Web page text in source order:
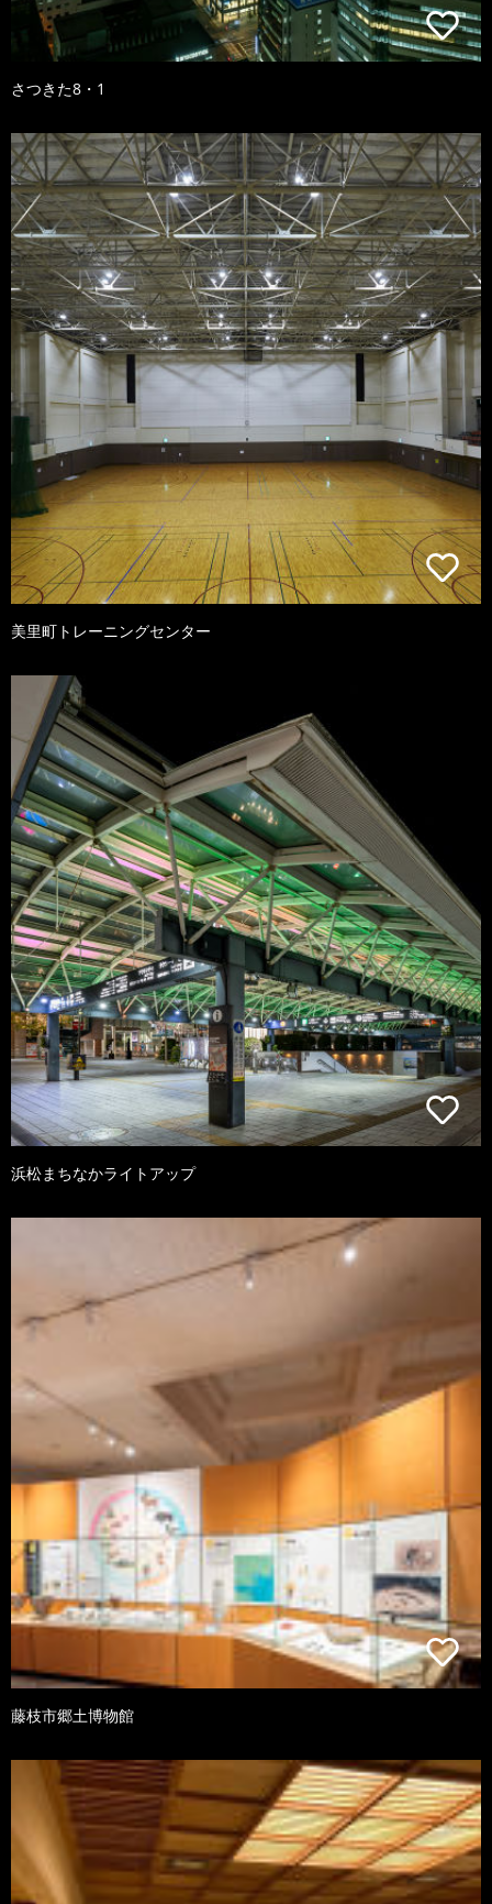
さつきた8・1
美里町トレーニングセンター
浜松まちなかライトアップ
藤枝市郷土博物館